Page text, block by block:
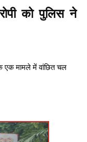
को पुलिस ने
एक मामले में वांछित चल